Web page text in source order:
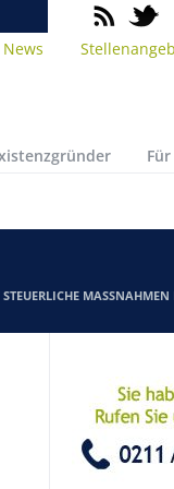
News
STEUERLICHE MASSNAHMEN